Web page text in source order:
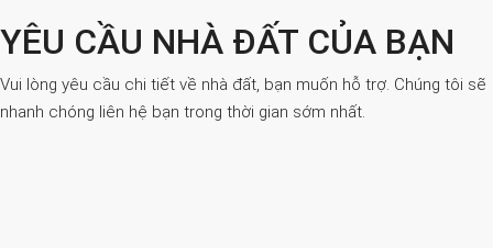
YÊU CẦU NHÀ ĐẤT CỦA BẠN
Vui lòng yêu cầu chi tiết về nhà đất, bạn muốn hỗ trợ. Chúng tôi sẽ
nhanh chóng liên hệ bạn trong thời gian sớm nhất.